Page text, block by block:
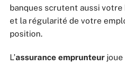
banques scrutent aussi votre
et la régularité de votre
position.
L’assurance emprunteur